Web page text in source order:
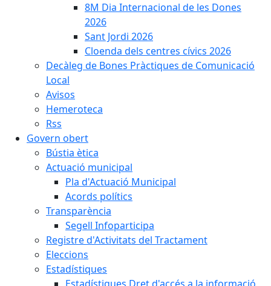
8M Dia Internacional de les Dones
2026
Sant Jordi 2026
Cloenda dels centres cívics 2026
Decàleg de Bones Pràctiques de Comunicació
Local
Avisos
Hemeroteca
Rss
Govern obert
Bústia ètica
Actuació municipal
Pla d'Actuació Municipal
Acords polítics
Transparència
Segell Infoparticipa
Registre d'Activitats del Tractament
Eleccions
Estadístiques